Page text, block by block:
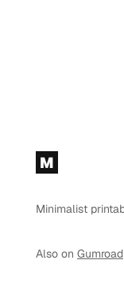
Footer
M
Minimalist
Also on Gumroad